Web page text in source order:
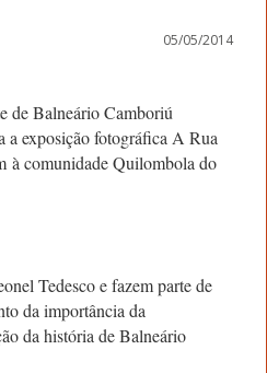
05/05/2014
de Balneário Camboriú
a exposição fotográfica A Rua
à comunidade Quilombola do
Tedesco e fazem parte de
da importância da
da história de Balneário